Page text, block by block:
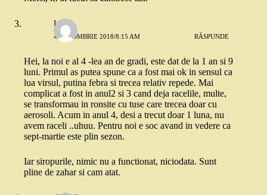
luiza
4 OCTOMBRIE 2018/8:15 AM RĂSPUNDE
Hei, la noi e al 4 -lea an de gradi, este dat de la 1 an si 9
luni. Primul as putea spune ca a fost mai ok in sensul ca
lua virsul, putina febra si trecea relativ repede. Mai
complicat a fost in anul2 si 3 cand deja racelile, multe,
se transformau in ronsite cu tuse care trecea doar cu
aerosoli. Acum in anul 4, desi a trecut doar 1 luna, nu
avem raceli ..uhuu. Pentru noi e soc avand in vedere ca
sept-martie este plin sezon.
Iar siropurile, nimic nu a functionat, niciodata. Sunt
pline de zahar si cam atat.